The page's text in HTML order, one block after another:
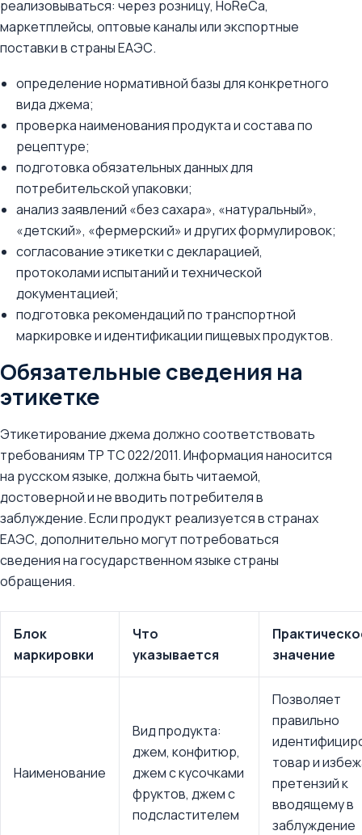
реализовываться: через розницу, HoReCa,
маркетплейсы, оптовые каналы или экспортные
поставки в страны ЕАЭС.
определение нормативной базы для конкретного
вида джема;
проверка наименования продукта и состава по
рецептуре;
подготовка обязательных данных для
потребительской упаковки;
анализ заявлений «без сахара», «натуральный»,
«детский», «фермерский» и других формулировок;
согласование этикетки с декларацией,
протоколами испытаний и технической
документацией;
подготовка рекомендаций по транспортной
маркировке и идентификации пищевых продуктов.
Обязательные сведения на
этикетке
Этикетирование джема должно соответствовать
требованиям ТР ТС 022/2011. Информация наносится
на русском языке, должна быть читаемой,
достоверной и не вводить потребителя в
заблуждение. Если продукт реализуется в странах
ЕАЭС, дополнительно могут потребоваться
сведения на государственном языке страны
обращения.
Блок
маркировки
Что
указывается
значение
Наименование
Вид продукта:
джем, конфитюр,
джем с кусочками
фруктов, джем с
подсластителем
Позволяет
правильно
товар и
претензий к
вводящему в
заблуждение